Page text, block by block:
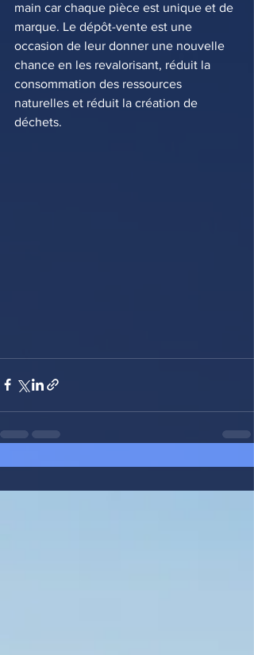
main car chaque pièce est unique et de
marque. Le dépôt-vente est une
occasion de leur donner une nouvelle
chance en les revalorisant, réduit la
consommation des ressources
naturelles et réduit la création de
déchets.